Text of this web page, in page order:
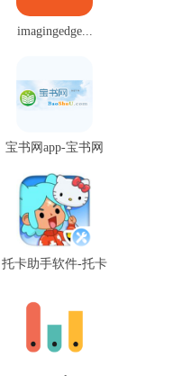
imagingedge...
宝书网app-宝书网
托卡助手软件-托卡